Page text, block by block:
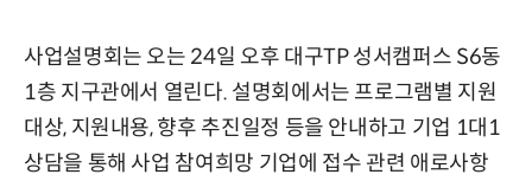
사업설명회는 오는 24일 오후 대구TP 성서캠퍼스 S6동
1층 지구관에서 열린다. 설명회에서는 프로그램별 지원
대상, 지원내용, 향후 추진일정 등을 안내하고 기업 1대1
상담을 통해 사업 참여희망 기업에 접수 관련 애로사항